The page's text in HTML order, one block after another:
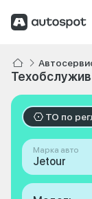
ТО по
Марка авто
Jetour